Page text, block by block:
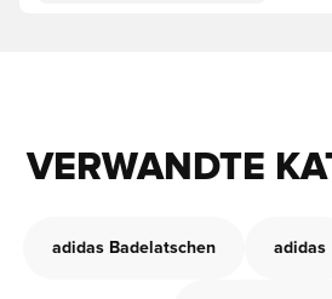
VERWANDTE
adidas Badelatschen adidas